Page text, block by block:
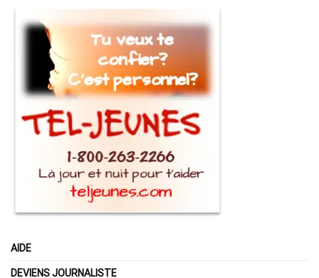
AIDE
DEVIENS JOURNALISTE